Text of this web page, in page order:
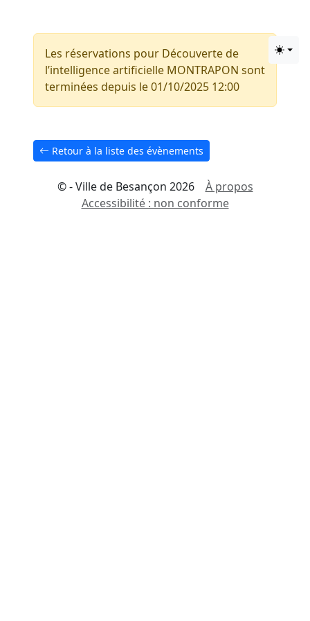
Aller au Contenu principal
Aller au Pied de page
Les réservations pour Découverte de
l’intelligence artificielle MONTRAPON sont
terminées depuis le 01/10/2025 12:00
Retour à la liste des évènements
© - Ville de Besançon 2026
À propos
Accessibilité : non conforme